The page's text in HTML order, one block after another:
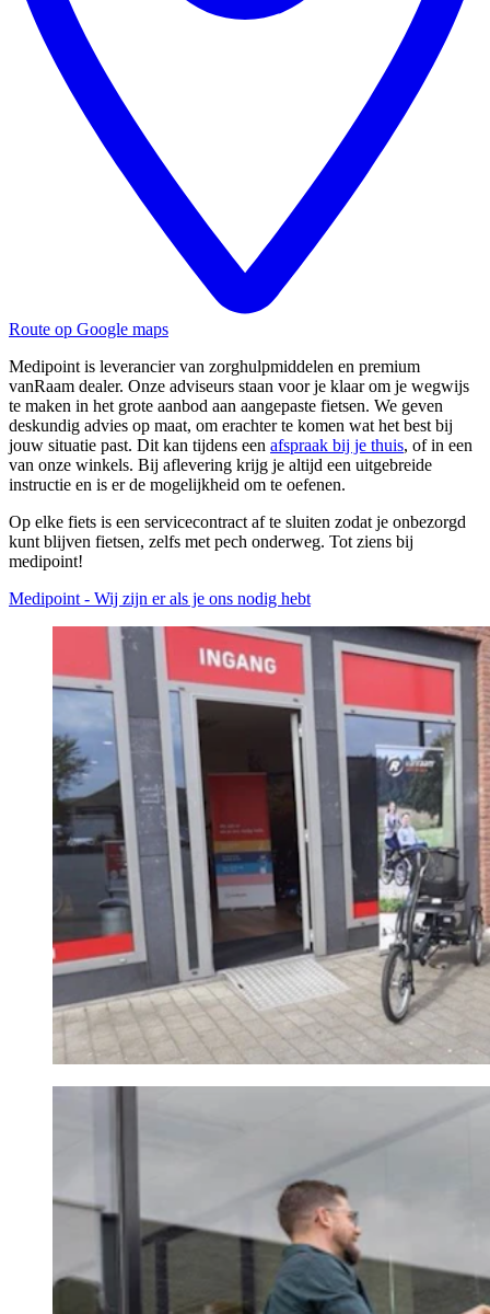
Route op Google maps
Medipoint is leverancier van zorghulpmiddelen en premium
vanRaam dealer. Onze adviseurs staan voor je klaar om je wegwijs
te maken in het grote aanbod aan aangepaste fietsen. We geven
deskundig advies op maat, om erachter te komen wat het best bij
jouw situatie past. Dit kan tijdens een afspraak bij je thuis, of in een
van onze winkels. Bij aflevering krijg je altijd een uitgebreide
instructie en is er de mogelijkheid om te oefenen.
Op elke fiets is een servicecontract af te sluiten zodat je onbezorgd
kunt blijven fietsen, zelfs met pech onderweg. Tot ziens bij
medipoint!
Medipoint - Wij zijn er als je ons nodig hebt